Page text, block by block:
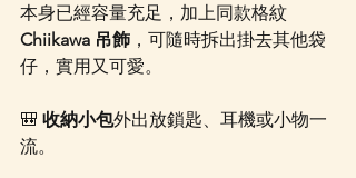
本身已經容量充足，加上同款格紋
Chiikawa 吊飾 ，可隨時拆出掛去其他袋
仔，實用又可愛。
🎒 收納小包外出放鎖匙、耳機或小物一
流。